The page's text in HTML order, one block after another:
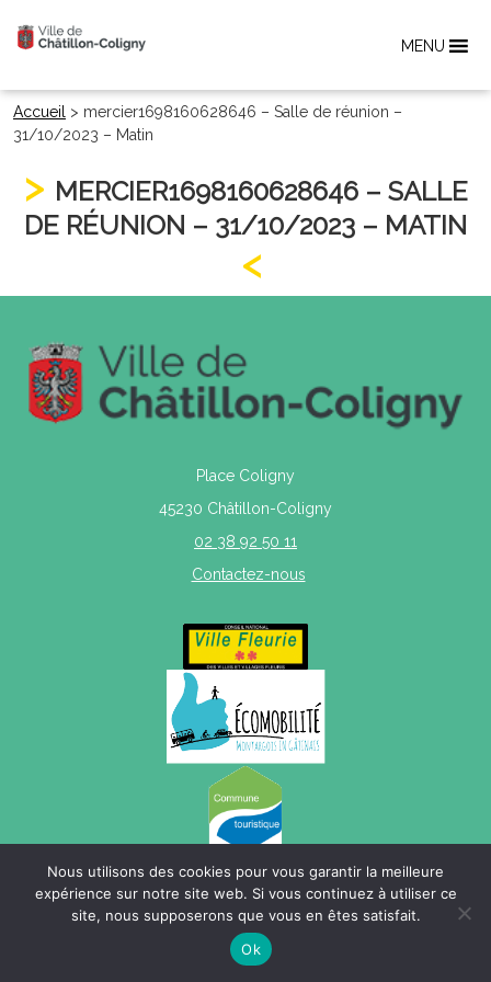
MENU
Accueil > mercier1698160628646 – Salle de réunion –
31/10/2023 – Matin
MERCIER1698160628646 – SALLE
DE RÉUNION – 31/10/2023 – MATIN
Place Coligny
45230 Châtillon-Coligny
02 38 92 50 11
Contactez-nous
Mentions légales| Politique de confidentialité | Plan du site
Nous utilisons des cookies pour vous garantir la meilleure
expérience sur notre site web. Si vous continuez à utiliser ce
site, nous supposerons que vous en êtes satisfait.
Ok